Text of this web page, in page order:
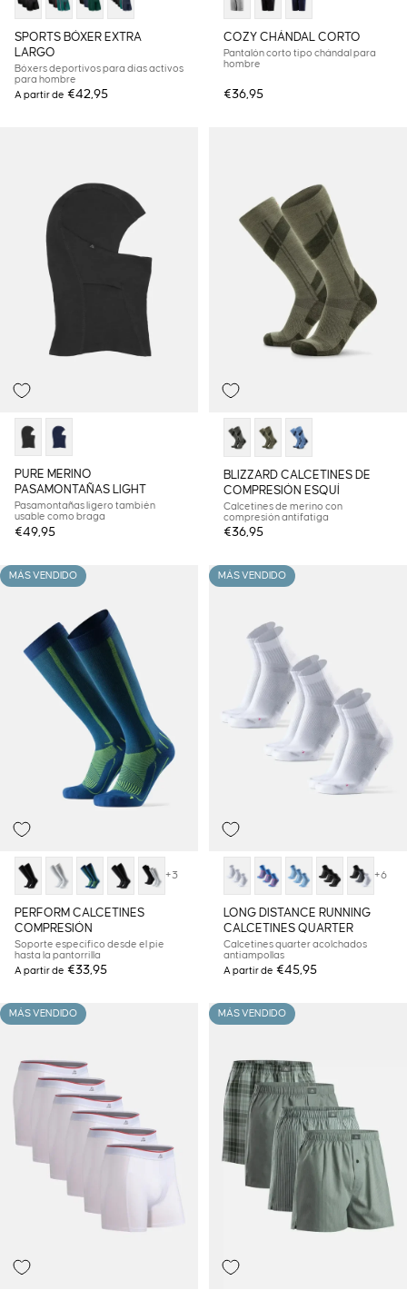
SPORTS BÓXER EXTRA
LARGO
Bóxers deportivos para días activos
para hombre
A partir de €42,95
COZY CHÁNDAL CORTO
Pantalón corto tipo chándal para
hombre
€36,95
PURE MERINO
PASAMONTAÑAS LIGHT
Pasamontañas ligero también
usable como braga
€49,95
Agotado
BLIZZARD CALCETINES DE
COMPRESIÓN ESQUÍ
Calcetines de merino con
compresión antifatiga
€36,95
MÁS VENDIDO
+3
PERFORM CALCETINES
COMPRESIÓN
Soporte específico desde el pie
hasta la pantorrilla
A partir de €33,95
MÁS VENDIDO
+6
LONG DISTANCE RUNNING
CALCETINES QUARTER
Calcetines quarter acolchados
antiampollas
A partir de €45,95
MÁS VENDIDO MÁS VENDIDO